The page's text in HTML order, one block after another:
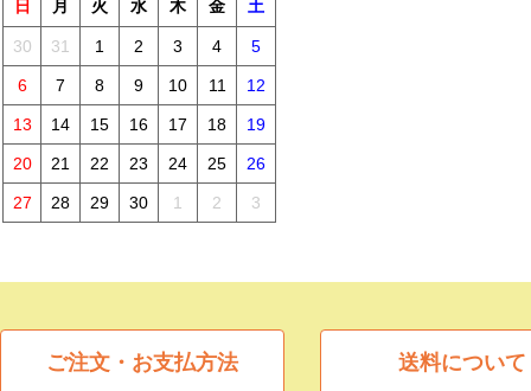
日
月 火 水 木 金 土
30 31 1 2 3 4 5
6 7 8 9 10 11 12
13 14 15 16 17 18 19
20 21 22 23 24 25 26
27 28 29 30 1 2 3
ご注文・お支払方法 送料について